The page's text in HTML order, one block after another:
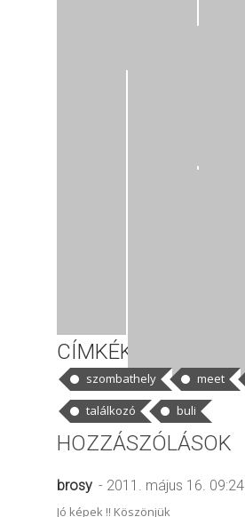
CÍMKÉK
szombathely meet
találkozó
buli
HOZZÁSZÓLÁSOK
brosy - 2011. május 16. 09:24
Jó képek !! Köszönjük